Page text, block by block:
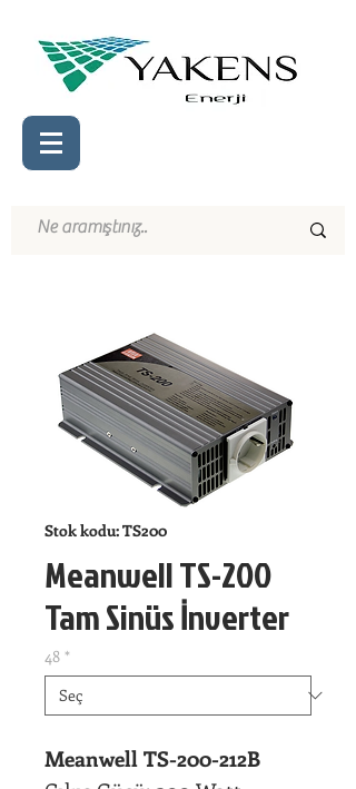
Stok kodu: TS200
Meanwell TS-200
Tam Sinüs İnverter
48 *
Meanwell TS-200-212B